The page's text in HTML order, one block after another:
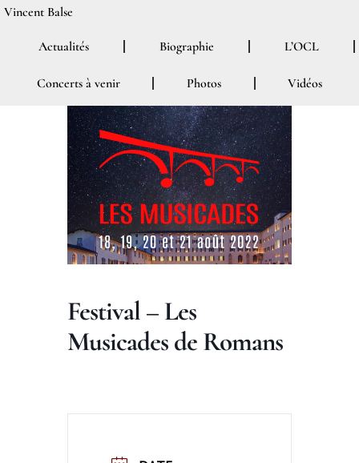
Aller
contenu
Vincent Balse
Actualités Biographie L’OCL
Concerts à venir Photos Vidéos
Festival – Les
Musicades de Romans